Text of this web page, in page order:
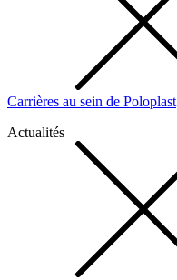
Carrières au sein de Poloplast
Actualités